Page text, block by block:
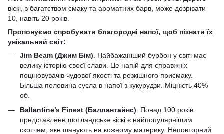
віскі, з багатством смаку та ароматних барв, може дозрівати
10, навіть 20 років.
Пропонуємо спробувати благородні напої, щоб пізнати їх
унікальний світ:
Jim Beam (Джим Бім) . Найбажаніший бурбон у світі має
велику історію своєї слави. Це напій для справжніх
поціновувачів чудової якості та розкішного присмаку.
Більша половина сусла в напої з кукурудзи. Міцність 40%
об.
Ballantine’s Finest (Баллантайнс) . Понад 100 років
представлене шотландське віскі є найпопулярнішим
скотчем, яке шанують на кожному материку. Неповторний